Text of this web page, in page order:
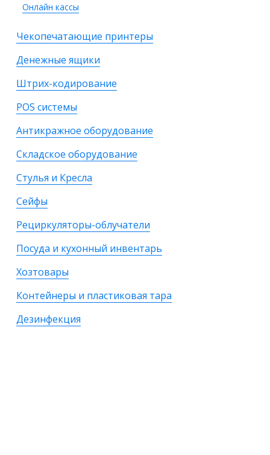
Онлайн кассы
Чекопечатающие принтеры
Денежные ящики
Штрих-кодирование
POS системы
Антикражное оборудование
Складское оборудование
Стулья и Кресла
Сейфы
Рециркуляторы-облучатели
Посуда и кухонный инвентарь
Хозтовары
Контейнеры и пластиковая тара
Дезинфекция